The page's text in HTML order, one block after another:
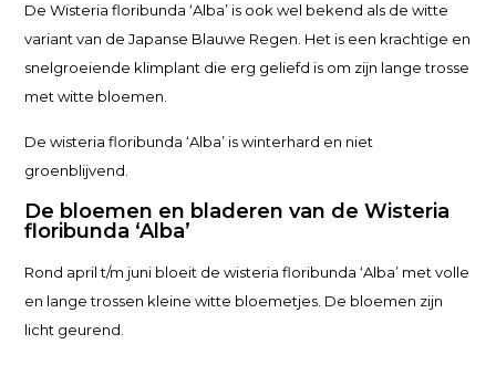
De Wisteria floribunda ‘Alba’ is ook wel bekend als de witte
variant van de Japanse Blauwe Regen. Het is een krachtige en
snelgroeiende klimplant die erg geliefd is om zijn lange trosse
met witte bloemen.
De wisteria floribunda ‘Alba’ is winterhard en niet
groenblijvend.
De bloemen en bladeren van de Wisteria
floribunda ‘Alba’
Rond april t/m juni bloeit de wisteria floribunda ‘Alba’ met volle
en lange trossen kleine witte bloemetjes. De bloemen zijn
licht geurend.